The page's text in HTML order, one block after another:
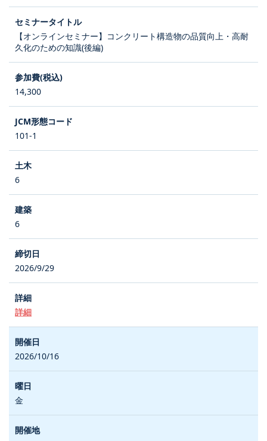
【オンラインセミナー】コンクリート構造物の品質向上・高耐
久化のための知識(後編)
14,300
101-1
6
6
2026/9/29
詳細
2026/10/16
金